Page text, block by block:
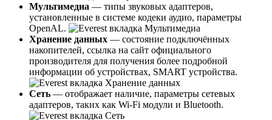
Мультимедиа — типы звуковых адаптеров,
установленные в системе кодеки аудио, параметры
OpenAL.
Хранение данных — состояние подключённых
накопителей, ссылка на сайт официального
производителя для получения более подробной
информации об устройствах, SMART устройства.
Сеть — отображает наличие, параметры сетевых
адаптеров, таких как Wi-Fi модули и Bluetooth.